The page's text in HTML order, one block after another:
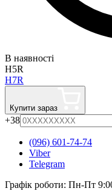
В наявності
H5R
H7R
Купити зараз
+38
(096) 601-74-74
Viber
Telegram
Графік роботи: Пн-Пт